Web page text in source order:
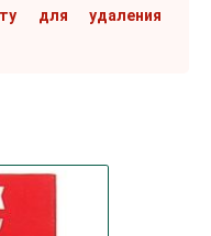
для удаления